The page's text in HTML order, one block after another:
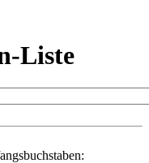
Liste